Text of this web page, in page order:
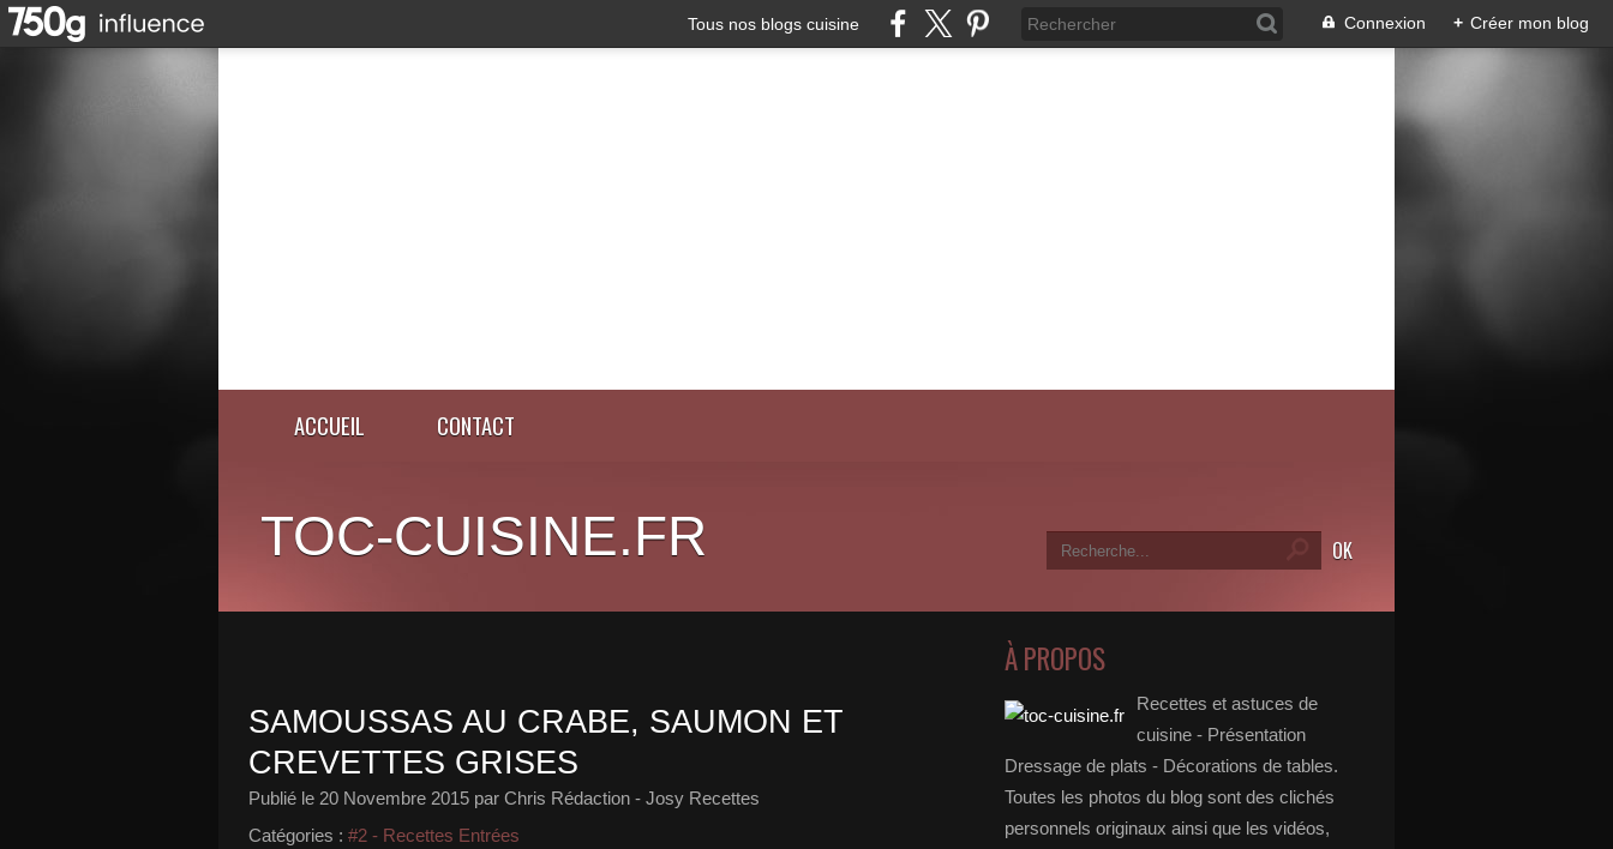
Tous nos blogs cuisine Connexion + Créer mon blog
ACCUEIL CONTACT
TOC-CUISINE.FR
SAMOUSSAS AU CRABE, SAUMON ET
CREVETTES GRISES
Publié le 20 Novembre 2015 par Chris Rédaction - Josy Recettes
Catégories : #2 - Recettes Entrées
À PROPOS
Recettes et astuces de
cuisine - Présentation
Dressage de plats - Décorations de tables.
Toutes les photos du blog sont des clichés
personnels originaux ainsi que les vidéos,